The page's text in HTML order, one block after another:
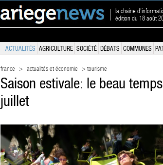
la chaîne
édition du 18 août
ACTUALITÉS AGRICULTURE SOCIÉTÉ DÉBATS COMMUNES
france > actualités et économie > tourisme
Saison estivale: le beau
juillet